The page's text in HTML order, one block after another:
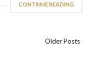
CONTINUE READING
Older Posts